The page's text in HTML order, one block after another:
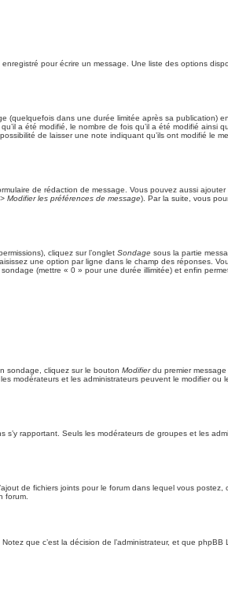
pour écrire un message. Une liste des options
(quelquefois dans une durée limitée après sa publication)
a été modifié, le nombre de fois qu’il a été modifié ainsi
de laisser une note indiquant qu’ils ont modifié le
de rédaction de message. Vous pouvez aussi ajouter
Modifier les préférences de message). Par la suite, vous
cliquez sur l’onglet Sondage sous la partie
une option par ligne dans le champ des réponses.
(mettre « 0 » pour une durée illimitée) et enfin
sondage, cliquez sur le bouton Modifierdu premier message
modérateurs et les administrateurs peuvent le modifier ou
rapportant. Seuls les modérateurs de groupes et les
de fichiers joints pour le forum dans lequel vous postez,
forum.
que c’est la décision de l’administrateur, et que phpBB